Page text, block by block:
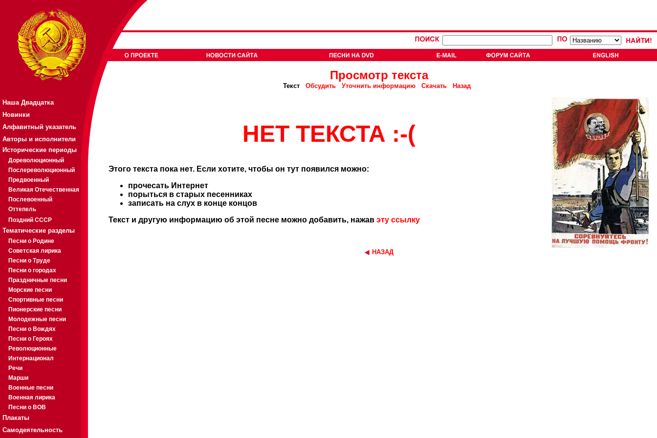
Наша Двадцатка
Новинки
Алфавитный указатель
Авторы и исполнители
Исторические периоды
Дореволюционный
Послереволюционный
Предвоенный
Великая Отечественная
Послевоенный
Оттепель
Поздний СССР
Тематические разделы
Песни о Родине
Советская лирика
Песни о Труде
Песни о городах
Праздничные песни
Морские песни
Спортивные песни
Пионерские песни
Молодежные песни
Песни о Вождях
Песни о Героях
Революционные
Интернационал
Речи
Марши
Военные песни
Военная лирика
Песни о ВОВ
Плакаты
Самодеятельность
Просмотр текста
Текст Обсудить Уточнить информацию Скачать Назад
НЕТ ТЕКСТА :-(
Этого текста пока нет. Если хотите, чтобы он тут появился можно:
прочесать Интернет
порыться в старых песенниках
записать на слух в конце концов
Текст и другую информацию об этой песне можно добавить, нажав эту ссылку
НАЗАД